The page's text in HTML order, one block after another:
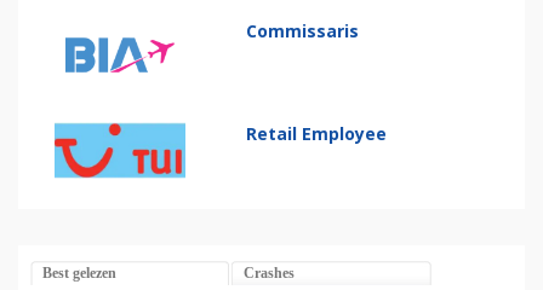
Commissaris
Retail Employee
Best gelezen Crashes